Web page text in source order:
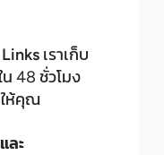
เราเก็บ
48 ชั่วโมง
ให้คุณ
ละ